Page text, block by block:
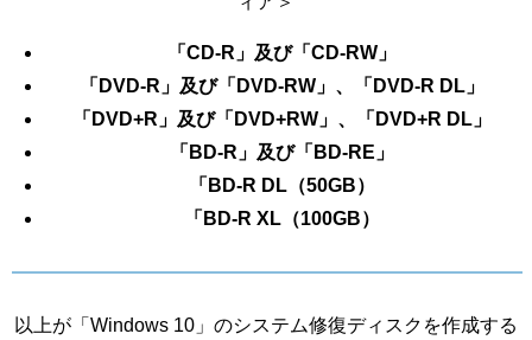
「CD-R」及び「CD-RW」
「DVD-R」及び「DVD-RW」、「DVD-R DL」
「DVD+R」及び「DVD+RW」、「DVD+R DL」
「BD-R」及び「BD-RE」
「BD-R DL（50GB）
「BD-R XL（100GB）
以上が「Windows 10」のシステム修復ディスクを作成する